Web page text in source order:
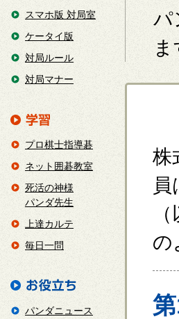
パ
ま
株
の
スマホ版 対局室
ケータイ版
対局ルール
対局マナー
プロ棋士指導碁
ネット囲碁教室
死活の神様
パンダ先生
上達カルテ
毎日一問
パンダニュース